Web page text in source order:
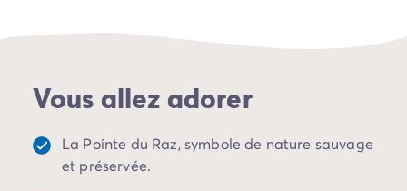
Camping Corse-du-Sud
Camping Haute-Corse
Camping Hauts-de-France
Camping Nord-Pas-de-Calais
les activités en famille !
Vous allez adorer
La Pointe du Raz, symbole de nature sauvage
et préservée.